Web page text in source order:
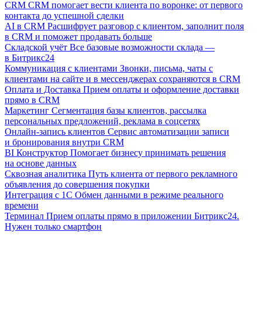
CRM CRM помогает вести клиента по воронке: от первого
контакта до успешной сделки
AI в CRM Расшифрует разговор с клиентом, заполнит поля
в CRM и поможет продавать больше
Складской учёт Все базовые возможности склада —
в Битрикс24
Коммуникация с клиентами Звонки, письма, чаты с
клиентами на сайте и в мессенджерах сохраняются в CRM
Оплата и Доставка Прием оплаты и оформление доставки
прямо в CRM
Маркетинг Сегментация базы клиентов, рассылка
персональных предложений, реклама в соцсетях
Онлайн-запись клиентов Сервис автоматизации записи
и бронирования внутри CRM
BI Конструктор Помогает бизнесу принимать решения
на основе данных
Сквозная аналитика Путь клиента от первого рекламного
объявления до совершения покупки
Интеграция с 1С Обмен данными в режиме реального
времени
Терминал Прием оплаты прямо в приложении Битрикс24.
Нужен только смартфон